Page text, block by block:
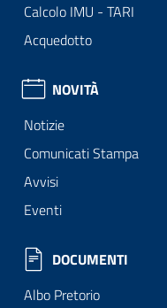
Calcolo IMU - TARI
Acquedotto
NOVITÀ
Notizie
Comunicati Stampa
Avvisi
Eventi
DOCUMENTI
Albo Pretorio